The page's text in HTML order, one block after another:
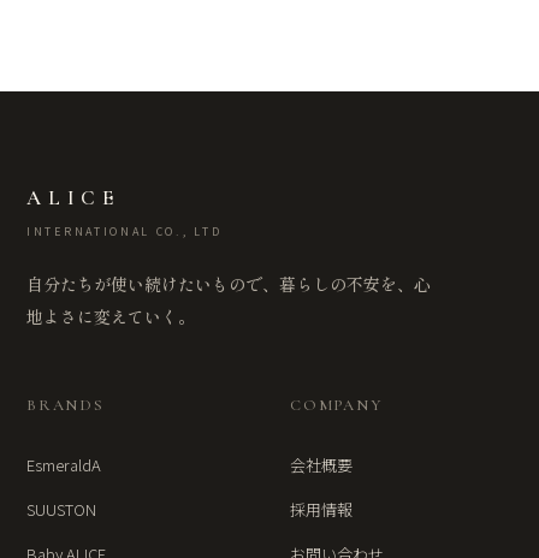
ALICE
INTERNATIONAL CO., LTD
自分たちが使い続けたいもので、暮らしの不安を、心
地よさに変えていく。
BRANDS
EsmeraldA
SUUSTON
COMPANY
会社概要
採用情報